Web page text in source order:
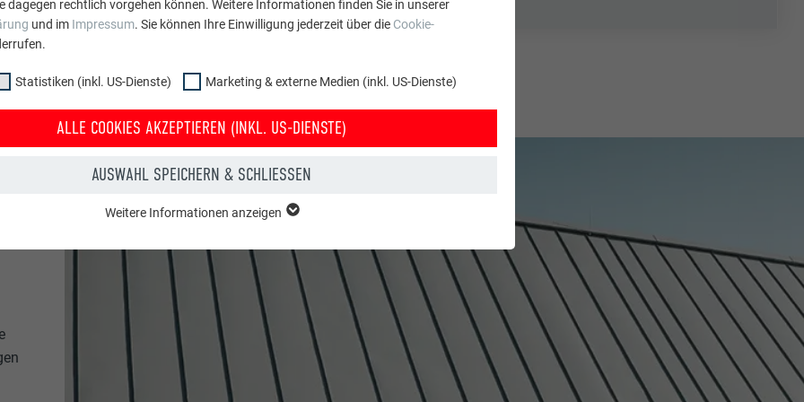
Dosselli
dagegen rechtlich vorgehen können. Weitere Informationen finden Sie in unserer
und im Impressum. Sie können Ihre Einwilligung jederzeit über die Cookie-
Statistiken (inkl. US-Dienste) Marketing & externe Medien (inkl. US-Dienste)
ALLE COOKIES AKZEPTIEREN (INKL. US-DIENSTE)
AUSWAHL SPEICHERN & SCHLIESSEN
die Website einwandfrei funktioniert.
Cookie-Informationen anzeigen
US-DIENSTE)
US-Dienste)"-Cookies helfen uns zu verstehen, wie die Website genutzt wird.
gesammelt, um die Nutzererfahrung der Website zu verbessern.
Weitere Informationen anzeigen